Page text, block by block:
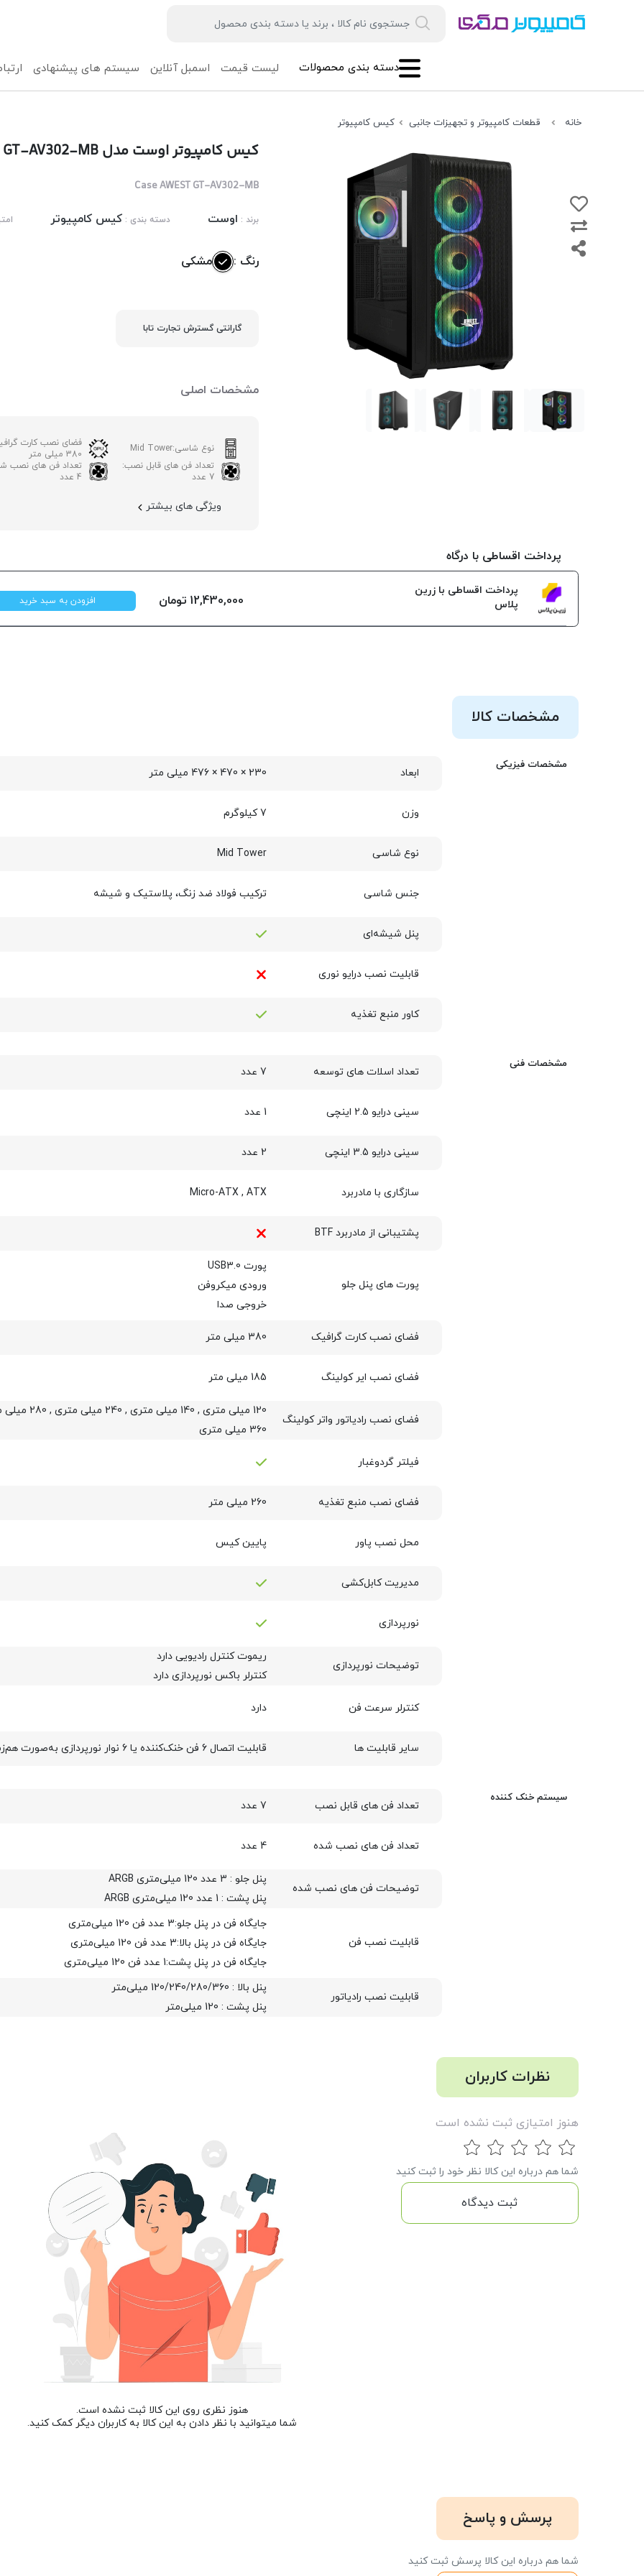
لیست قیمت اسمبل آنلاین سیستم های پیشنهادی دسته بندی محصولات
خانه قطعات کامپیوتر و تجهیزات جانبی کیس کامپیوتر
کیس کامپیوتر اوست مدل AWEST GT-AV302-MB
Case AWEST GT-AV302-MB
برند : اوست دسته بندی : کیس کامپیوتر
رنگ : مشکی
گارانتی گسترش تجارت تابا
مشخصات اصلی
نوع شاسی:Mid Tower
فضای نصب کارت
380 میلی متر
تعداد فن های قابل نصب:
7 عدد
تعداد فن های نصب
4 عدد
ویژگی های بیشتر
پرداخت اقساطی با درگاه
پرداخت اقساطی با زرین
پلاس
12,430,000 تومان افزودن به سبد خرید
مشخصات کالا
مشخصات فیزیکی
ابعاد 230 × 470 × 476 میلی‌ متر
وزن 7 کیلوگرم
نوع شاسی Mid Tower
جنس شاسی ترکیب فولاد ضد زنگ، پلاستیک و شیشه
پنل شیشه‌ای
قابلیت نصب درایو نوری
کاور منبع تغذیه
مشخصات فنی
تعداد اسلات های توسعه 7 عدد
سینی درایو 2.5 اینچی 1 عدد
سینی درایو 3.5 اینچی 2 عدد
سازگاری با مادربرد ATX
,
Micro-ATX
پشتیبانی از مادربرد BTF
پورت های پنل جلو
پورت USB3.0
ورودی میکروفن
خروجی صدا
فضای نصب کارت گرافیک 380 میلی متر
فضای نصب ایر کولینگ 185 میلی متر
فضای نصب رادیاتور واتر کولینگ
120 میلی متری , 140 میلی متری , 240 میلی متری , 280 میلی متری
360 میلی متری
فیلتر گردوغبار
فضای نصب منبع تغذیه 260 میلی متر
محل نصب پاور پایین کیس
مدیریت کابل‌کشی
نورپردازی
توضیحات نورپردازی
ریموت کنترل رادیویی دارد
کنترلر باکس نورپردازی دارد
کنترلر سرعت فن دارد
سایر قابلیت ها قابلیت اتصال 6 فن خنک‌کننده یا 6 نوار نورپردازی به‌صورت هم‌زمان
سیستم خنک کننده
تعداد فن های قابل نصب 7 عدد
تعداد فن های نصب شده 4 عدد
توضیحات فن های نصب شده
پنل جلو : 3 عدد 120 میلی‌متری ARGB
پنل پشت : 1 عدد 120 میلی‌متری ARGB
قابلیت نصب فن
جایگاه فن در پنل جلو:3 عدد فن 120 میلی‌متری
جایگاه فن در پنل بالا:3 عدد فن 120 میلی‌متری
جایگاه فن در پنل پشت:1 عدد فن 120 میلی‌متری
قابلیت نصب رادیاتور
پنل بالا : 120/240/280/360 میلی‌متر
پنل پشت : 120 میلی‌متر
نظرات کاربران
هنوز امتیازی ثبت نشده است
شما هم درباره این کالا نظر خود را ثبت کنید
ثبت دیدگاه
هنوز نظری روی این کالا ثبت نشده است.
شما میتوانید با نظر دادن به این کالا به کاربران دیگر کمک کنید.
پرسش و پاسخ
شما هم درباره این کالا پرسش ثبت کنید